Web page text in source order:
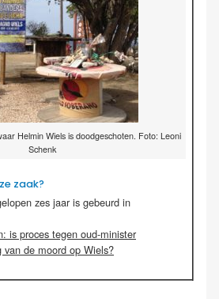
Helmin Wiels is doodgeschoten. Foto: Leoni
Schenk
zaak?
zes jaar is gebeurd in
is proces tegen oud-minister
de moord op Wiels?